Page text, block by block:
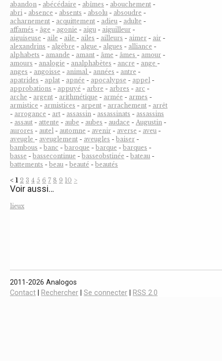
abandon - abécédaire - abîmes - abouchement -
abri - absence - absents - absolu - absoudre -
acharnement - acquittement - adieu - adulte -
affamés - âge - agonie - aigu - aiguilleur -
aiguiseuse - aile - aile - ailes - ailleurs - aimer - air -
alexandrins - algèbre - algue - algues - alliance -
alphabets - amande - amant - âme - âmes - amour -
amours - analogie - analphabètes - ancre - ange -
anges - angoisse - animal - années - antre -
apatrides - aplat - apnée - apocalypse - appel -
approbations - appuyé - arbre - arbres - arc -
arche - argent - arithmétique - armée - armes -
armistice - armistices - arpent - arrachement - arrêt
- arrogance - art - assassin - assassinats - assassins
- assaut - attente - aube - aubes - audace - Augustin -
aurores - autel - automne - avenir - averse - aveu -
aveugle - aveuglement - aveugles - baiser -
bambous - banc - baroque - barque - barques -
basse - bassecontinue - basseobstinée - bateau -
battements - beau - beauté - beautés
< 1 2 3 4 5 6 7 8 9 10 >
Voir aussi…
lieux
2011-2026 Analogos
Contact
Rechercher Se connecter RSS 2.0